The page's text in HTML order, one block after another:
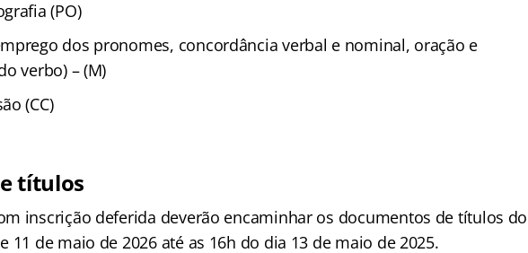
(PO)
dos pronomes, concordância verbal e nominal, oração e
verbo) – (M)
(CC)
títulos
inscrição deferida deverão encaminhar os documentos de títulos do
11 de maio de 2026 até as 16h do dia 13 de maio de 2025.